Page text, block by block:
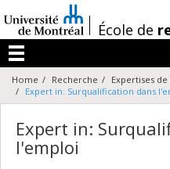
au
contenu
/École de
Menu
Home Recherche
Expertises
Expert in: Surqualification dans
Expert in:
l'emploi